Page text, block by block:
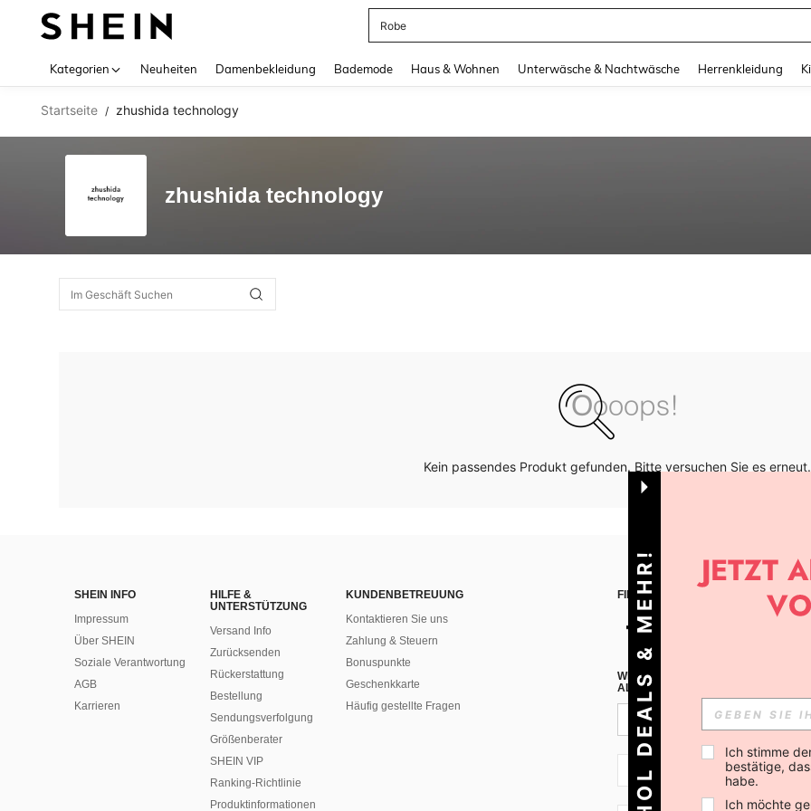
Robe
Kategorien Neuheiten Damenbekleidung Bademode Haus & Wohnen Unterwäsche & Nachtwäsche Herrenkleidung
Startseite / zhushida technology
zhushida technology
Kein passendes Produkt gefunden. Bitte versuchen Sie es erneut.
SHEIN INFO
Impressum
Über SHEIN
Soziale Verantwortung
AGB
Karrieren
HILFE &
UNTERSTÜTZUNG
Versand Info
Zurücksenden
Rückerstattung
Bestellung
Sendungsverfolgung
Größenberater
SHEIN VIP
Ranking-Richtlinie
​Produktinformationen
KUNDENBETREUUNG
Kontaktieren Sie uns
Zahlung & Steuern
Bonuspunkte
Geschenkkarte
Häufig gestellte Fragen
FINDEN SIE UNS AUF
WENN DU DICH FÜR UNSEREN
ALLEN ANDEREN ERFAHREN (DU
CH + 41
HOL DEALS & MEHR! Ich stimme
bestätige,
habe.
Ich möchte